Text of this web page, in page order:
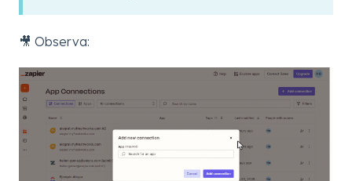
🎥 Observa: